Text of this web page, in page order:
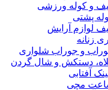
و کوله ورزشی
پشتی
لوازم آرایش
زنانه
و جوراب شلواری
دستکش و شال گردن
آفتابی
مچی